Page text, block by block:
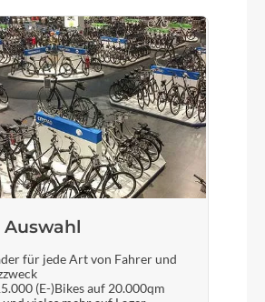
goldenlime´n´black
Motor
Unit Performance Line PX max.
90Nm (BDU34)
Kette
Rücklicht
Rear Light PRO-E, 12V, DC
Auswahl
für jede Art von Fahrer und
(E-)Bikes auf 20.000qm